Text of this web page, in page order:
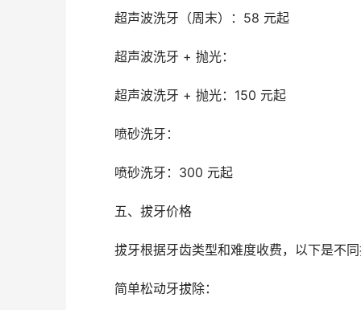
	超声波洗牙（周末）：58 元起
	超声波洗牙 + 抛光：
	超声波洗牙 + 抛光：150 元起
	喷砂洗牙：
	喷砂洗牙：300 元起
	五、拔牙价格
拔牙根据牙齿类型和难度收费，以下是不同
	简单松动牙拔除：